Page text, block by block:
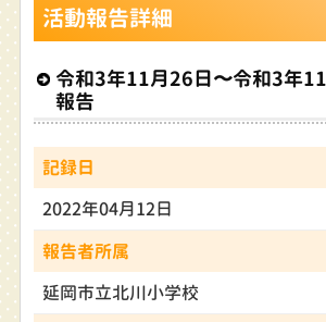
活動報告詳細
令和3年11月26日〜令和3年
報告
記録日
2022年04月12日
報告者所属
延岡市立北川小学校